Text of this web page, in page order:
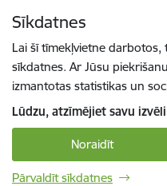
Sīkdatnes
Lai šī tīmekļvietne
sīkdatnes. Ar Jūsu
izmantotas statistikas un
Lūdzu, atzīmējiet savu
Noraidīt
Pārvaldīt sīkdatnes